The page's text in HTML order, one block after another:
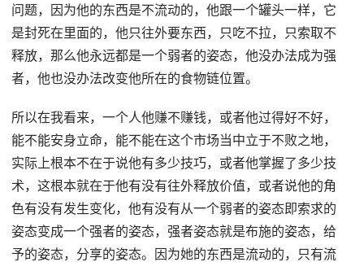
问题，因为他的东西是不流动的，他跟一个罐头一样，它
是封死在里面的，他只往外要东西，只吃不拉，只索取不
释放，那么他永远都是一个弱者的姿态，他没办法成为强
者，他也没办法改变他所在的食物链位置。
所以在我看来，一个人他赚不赚钱，或者他过得好不好，
能不能安身立命，能不能在这个市场当中立于不败之地，
实际上根本不在于说他有多少技巧，或者他掌握了多少技
术，这根本就在于他有没有往外释放价值，或者说他的角
色有没有发生变化，他有没有从一个弱者的姿态即索求的
姿态变成一个强者的姿态，强者姿态就是布施的姿态，给
予的姿态，分享的姿态。因为她的东西是流动的，只有流